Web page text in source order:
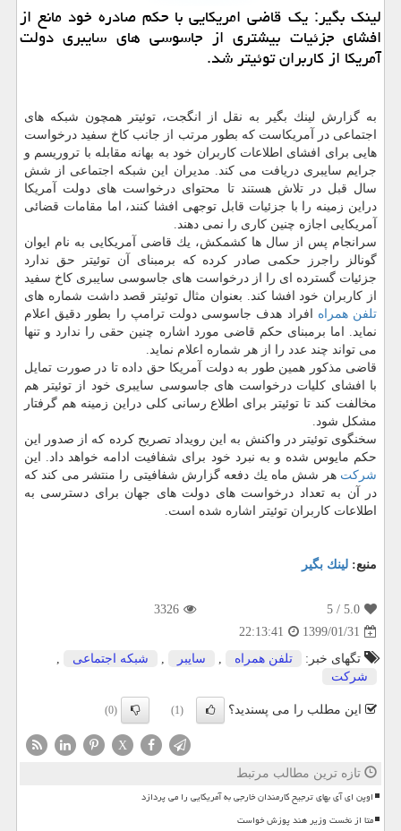
لینك بگیر: یك قاضی امریكایی با حكم صادره خود مانع از
افشای جزئیات بیشتری از جاسوسی های سایبری دولت
آمریكا از كاربران توئیتر شد.
به گزارش لینك بگیر به نقل از انگجت، توئیتر همچون شبكه های
اجتماعی در آمریكاست كه بطور مرتب از جانب كاخ سفید درخواست
هایی برای افشای اطلاعات كاربران خود به بهانه مقابله با تروریسم و
جرایم سایبری دریافت می كند. مدیران این شبكه اجتماعی از شش
سال قبل در تلاش هستند تا محتوای درخواست های دولت آمریكا
دراین زمینه را با جزئیات قابل توجهی افشا كنند، اما مقامات قضائی
آمریكایی اجازه چنین كاری را نمی دهند.
سرانجام پس از سال ها كشمكش، یك قاضی آمریكایی به نام ایوان
گونالز راجرز حكمی صادر كرده كه برمبنای آن توئیتر حق ندارد
جزئیات گسترده ای را از درخواست های جاسوسی سایبری كاخ سفید
از كاربران خود افشا كند. بعنوان مثال توئیتر قصد داشت شماره های
تلفن همراه افراد هدف جاسوسی دولت ترامپ را بطور دقیق اعلام
نماید. اما برمبنای حكم قاضی مورد اشاره چنین حقی را ندارد و تنها
می تواند چند عدد را از هر شماره اعلام نماید.
قاضی مذكور همین طور به دولت آمریكا حق داده تا در صورت تمایل
با افشای كلیات درخواست های جاسوسی سایبری خود از توئیتر هم
مخالفت كند تا توئیتر برای اطلاع رسانی كلی دراین زمینه هم گرفتار
مشكل شود.
سخنگوی توئیتر در واكنش به این رویداد تصریح كرده كه از صدور این
حكم مایوس شده و به نبرد خود برای شفافیت ادامه خواهد داد. این
شركت هر شش ماه یك دفعه گزارش شفافیتی را منتشر می كند كه
در آن به تعداد درخواست های دولت های جهان برای دسترسی به
اطلاعات كاربران توئیتر اشاره شده است.
منبع: لینك بگیر
5.0
/ 5
3326
1399/01/31
22:13:41
تگهای خبر:
تلفن همراه , سایبر , شبكه اجتماعی
,
شركت
این مطلب را می پسندید؟ (1)
(0)
X
تازه ترین مطالب مرتبط
اوپن ای آی بهای ترجیح کارمندان خارجی به آمریکایی را می پردازد
متا از نخست وزیر هند پوزش خواست